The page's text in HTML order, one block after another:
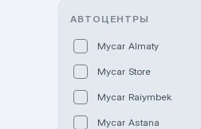
АВТОЦЕНТРЫ
Mycar Almaty
Mycar Store
Mycar Raiymbek
Mycar Astana